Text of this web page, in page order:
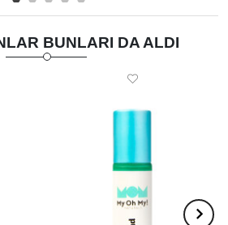
BUNLARI DA ALDI